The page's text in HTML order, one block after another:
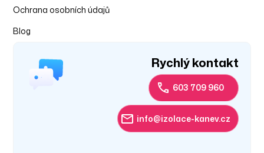
Ochrana osobních údajů
Blog
Rychlý kontakt
603 709 960
info@izolace-kanev.cz